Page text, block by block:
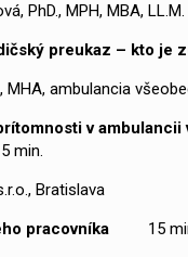
PhD., MPH, MBA, LL.M.
preukaz – kto je
MHA, ambulancia
v
min.
Bratislava
pracovníka 15